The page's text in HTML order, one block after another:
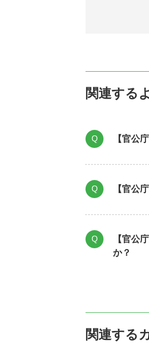
関連する
Q 【官公
Q 【官公
Q
【官公
か？
関連する